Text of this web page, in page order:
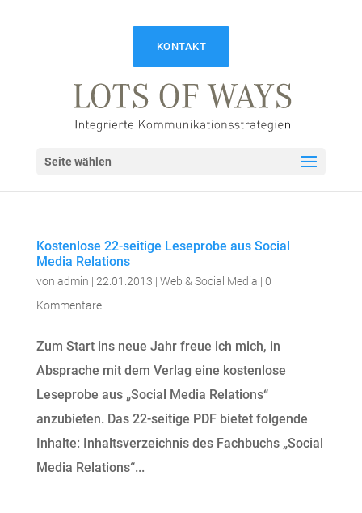
KONTAKT
Seite wählen
Kostenlose 22-seitige Leseprobe aus Social
Media Relations
von admin | 22.01.2013 | Web & Social Media | 0
Kommentare
Zum Start ins neue Jahr freue ich mich, in
Absprache mit dem Verlag eine kostenlose
Leseprobe aus „Social Media Relations“
anzubieten. Das 22-seitige PDF bietet folgende
Inhalte: Inhaltsverzeichnis des Fachbuchs „Social
Media Relations“...